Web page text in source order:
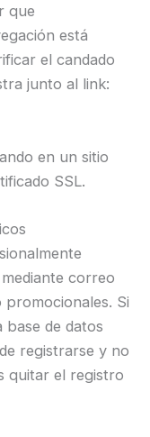
que
está
el candado
junto al link:
en un sitio
SSL.
correo
Si
de datos
registrarse y no
quitar el registro